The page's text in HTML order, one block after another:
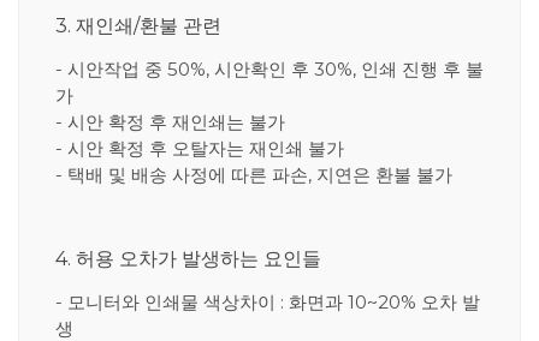
3. 재인쇄/환불 관련
- 시안작업 중 50%, 시안확인 후 30%, 인쇄 진행 후 불
가
- 시안 확정 후 재인쇄는 불가
- 시안 확정 후 오탈자는 재인쇄 불가
- 택배 및 배송 사정에 따른 파손, 지연은 환불 불가
4. 허용 오차가 발생하는 요인들
- 모니터와 인쇄물 색상차이 : 화면과 10~20% 오차 발
생